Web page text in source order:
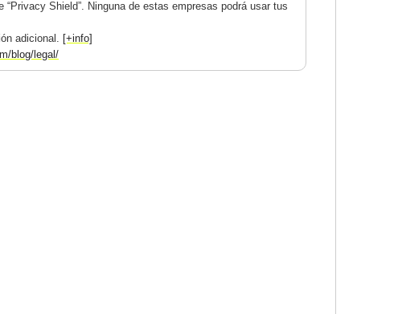
Shield”. Ninguna de estas empresas podrá usar tus
adicional. [+info]
blog/legal/